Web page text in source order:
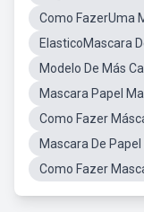
Como FazerUma
ElasticoMascara
Modelo De Más
Mascara Papel
Como Fazer
Mascara De
Como Fazer